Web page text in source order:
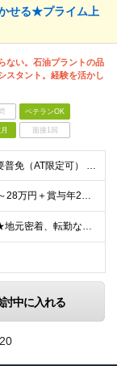
せる★プライム上
ない。石油プラントの品
スタント。経験を活かし
ベテランOK
面接1回
【応募資格】 ・高卒以上・要普免（AT限定可） ・AutoCADの経験者 →自社で図面を一部変更する場合があるため。設計分野は不問です。 ・施工図面が読めること 【歓迎する経験】 ◎AutoCADの
【施工品質管理】 月給25万～28万円＋賞与年2回（原則固定支給額4ヵ月分）＋諸手当（残業手当全額など） ※経験・能力・前職給与を考慮して優遇します。 ※残業代は別途全額支給します。 ※試用期間は6
★千葉・大阪の自社事務所 ★地元密着、転勤なし！ ★Ｕ・Iターン歓迎！（面接交通費支給） 【具体的な勤務地】 ※当社堺事務所（大阪）もしくは五井事務所（千葉） ◆堺事務所 （住所） 大阪府堺市堺区
討中に入れる